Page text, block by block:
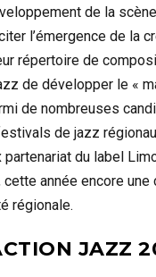
de la
l’émergence de la
répertoire de
de développer le «
de nombreuses
de jazz
du label
cette année encore
régionale.
JAZZ